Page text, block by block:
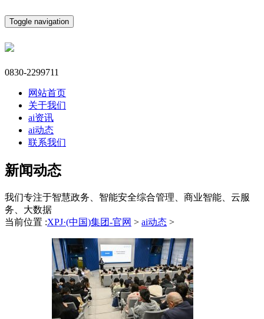
Toggle navigation
0830-2299711
网站首页
关于我们
ai资讯
ai动态
联系我们
新闻动态
我们专注于智慧政务、智能安全综合管理、商业智能、云服
务、大数据
当前位置 :XPJ·(中国)集团-官网 > ai动态 >